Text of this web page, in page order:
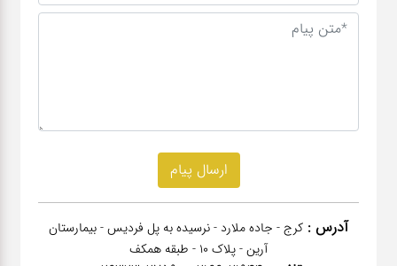
آدرس : کرج - جاده ملارد - نرسیده به پل فردیس - بیمارستان
آرین - پلاک 10 - طبقه همکف